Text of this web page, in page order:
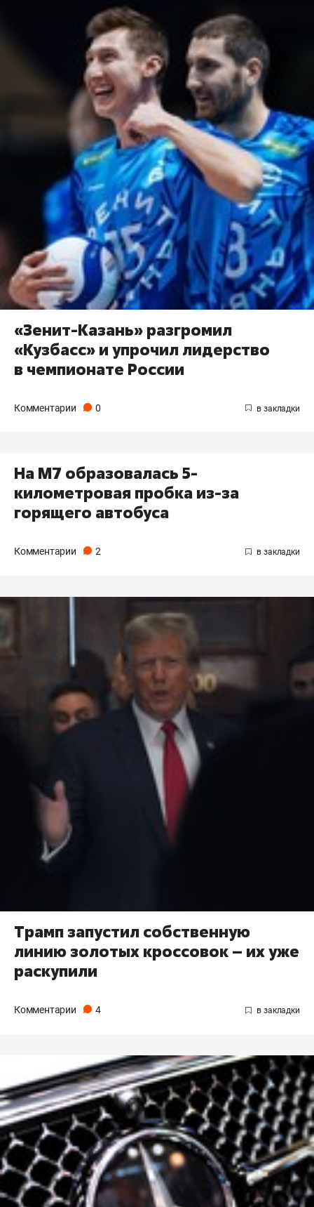
«Зенит-Казань» разгромил
«Кузбасс» и упрочил лидерство
в чемпионате России
Комментарии 0
На М7 образовалась 5-
километровая пробка из-за
горящего автобуса
Комментарии 2
Трамп запустил собственную
линию золотых кроссовок – их уже
раскупили
Комментарии 4